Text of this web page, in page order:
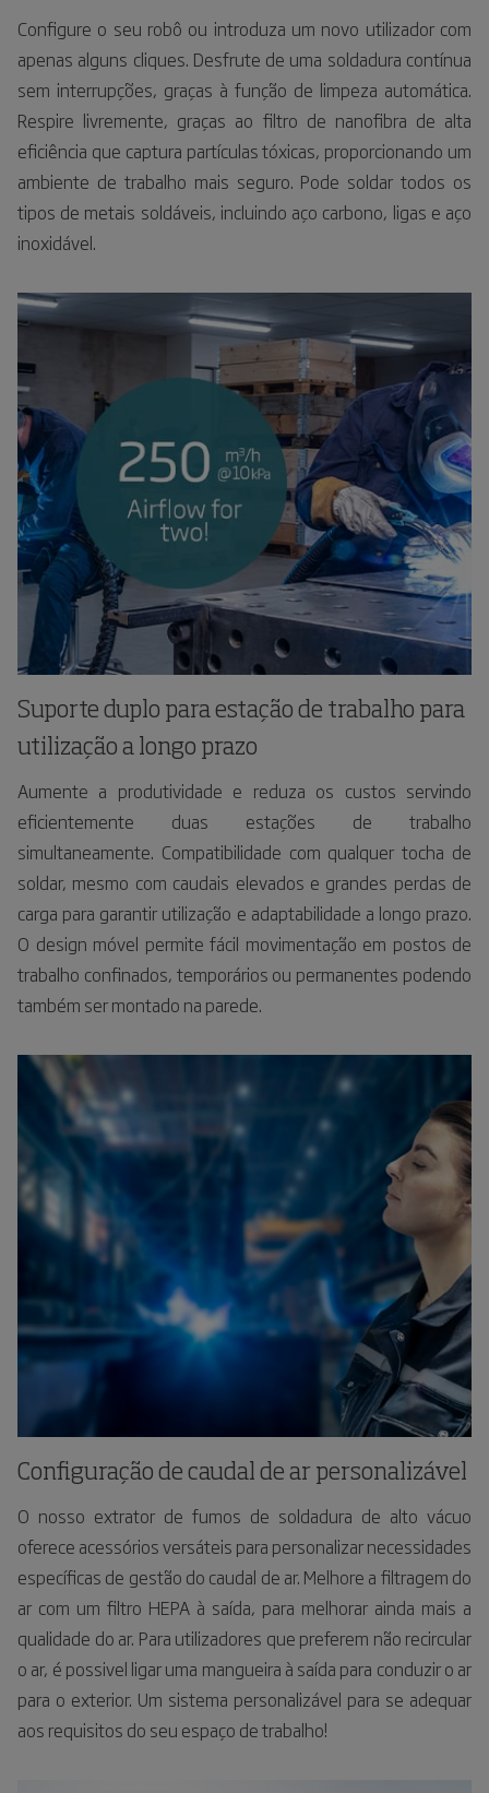
Configure o seu robô ou introduza um novo utilizador com
apenas alguns cliques. Desfrute de uma soldadura contínua
sem interrupções, graças à função de limpeza automática.
Respire livremente, graças ao filtro de nanofibra de alta
eficiência que captura partículas tóxicas, proporcionando um
ambiente de trabalho mais seguro. Pode soldar todos os
tipos de metais soldáveis, incluindo aço carbono, ligas e aço
inoxidável.
Suporte duplo para estação de trabalho para
utilização a longo prazo
Aumente a produtividade e reduza os custos servindo
eficientemente duas estações de trabalho
simultaneamente. Compatibilidade com qualquer tocha de
soldar, mesmo com caudais elevados e grandes perdas de
carga para garantir utilização e adaptabilidade a longo prazo.
O design móvel permite fácil movimentação em postos de
trabalho confinados, temporários ou permanentes podendo
também ser montado na parede.
Configuração de caudal de ar personalizável
O nosso extrator de fumos de soldadura de alto vácuo
oferece acessórios versáteis para personalizar necessidades
específicas de gestão do caudal de ar. Melhore a filtragem do
ar com um filtro HEPA à saída, para melhorar ainda mais a
qualidade do ar. Para utilizadores que preferem não recircular
o ar, é possivel ligar uma mangueira à saída para conduzir o ar
para o exterior. Um sistema personalizável para se adequar
aos requisitos do seu espaço de trabalho!